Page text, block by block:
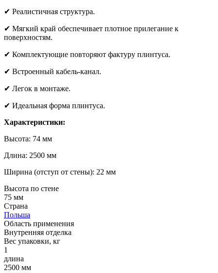
✔ Реалистичная структура.
✔ Мягкий край обеспечивает плотное прилегание к
поверхностям.
✔ Комплектующие повторяют фактуру плинтуса.
✔ Встроенный кабель-канал.
✔ Легок в монтаже.
✔ Идеальная форма плинтуса.
Характеристики:
Высота: 74 мм
Длина: 2500 мм
Ширина (отступ от стены): 22 мм
Высота по стене
75 мм
Страна
Польша
Область применения
Внутренняя отделка
Вес упаковки, кг
1
длина
2500 мм